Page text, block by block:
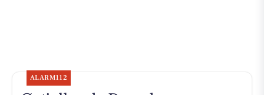
ALARM112